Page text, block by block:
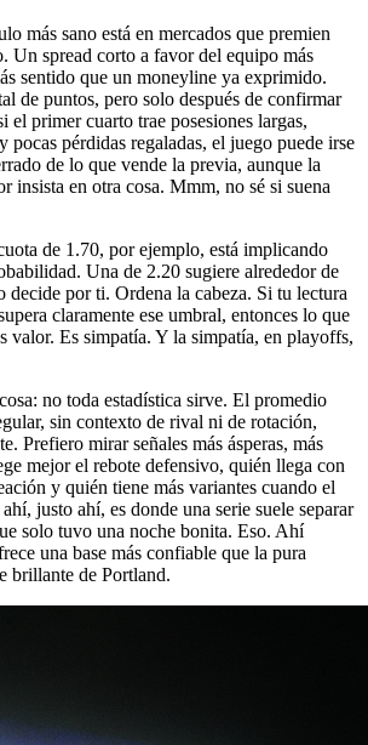
más sano está en mercados que premien
Un spread corto a favor del equipo más
sentido que un moneyline ya exprimido.
de puntos, pero solo después de confirmar
el primer cuarto trae posesiones largas,
pocas pérdidas regaladas, el juego puede irse
de lo que vende la previa, aunque la
insista en otra cosa. Mmm, no sé si suena
de 1.70, por ejemplo, está implicando
Una de 2.20 sugiere alrededor de
decide por ti. Ordena la cabeza. Si tu lectura
claramente ese umbral, entonces lo que
valor. Es simpatía. Y la simpatía, en playoffs,
no toda estadística sirve. El promedio
sin contexto de rival ni de rotación,
Prefiero mirar señales más ásperas, más
mejor el rebote defensivo, quién llega con
y quién tiene más variantes cuando el
justo ahí, es donde una serie suele separar
solo tuvo una noche bonita. Eso. Ahí
una base más confiable que la pura
brillante de Portland.